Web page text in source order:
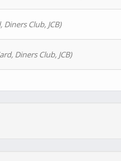
Club, JCB)
Diners Club, JCB)